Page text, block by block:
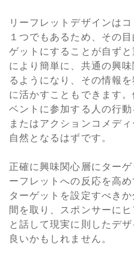
リーフレットデザインは
１つでもあるため、その
ゲットにすることが自ず
により簡単に、共通の興
るようになり、その情報
に活かすこともできます
ベントに参加する人の行
またはアクションコメデ
自然となるはずです。
正確に興味関心層にター
ーフレットへの反応を高
ターゲットを設定すべき
間を取り、スポンサーに
と話して現実に則したデ
良いかもしれません。